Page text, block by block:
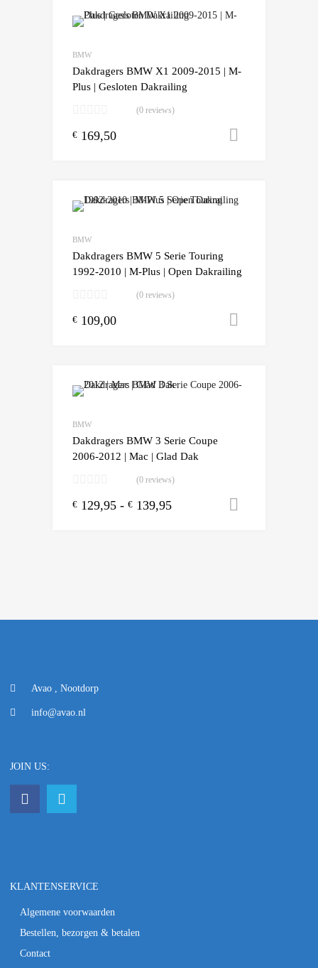
BMW
Dakdragers BMW X1 2009-2015 | M-
Plus | Gesloten Dakrailing
(0 reviews)
€ 169,50
BMW
Dakdragers BMW 5 Serie Touring
1992-2010 | M-Plus | Open Dakrailing
(0 reviews)
€ 109,00
BMW
Dakdragers BMW 3 Serie Coupe
2006-2012 | Mac | Glad Dak
(0 reviews)
€ 129,95 - € 139,95
Avao , Nootdorp
info@avao.nl
JOIN US:
KLANTENSERVICE
Algemene voorwaarden
Bestellen, bezorgen & betalen
Contact